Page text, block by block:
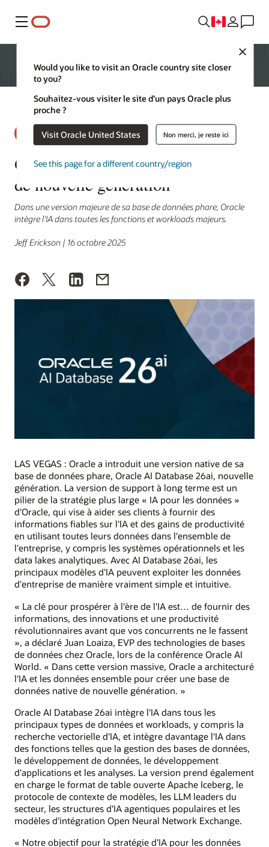
Menu
Would you like to visit an Oracle country site closer
to you?
Souhaitez-vous visiter le site d’un pays Oracle plus
proche ?
Visit Oracle United States Non merci, je reste ici
See this page for a different country/region
Oracle dévoile AI Database 26ai
de nouvelle génération
Dans une version majeure de sa base de données phare, Oracle
intègre l'IA dans toutes les fonctions et workloads majeurs.
Jeff Erickson | 16 octobre 2025
LAS VEGAS : Oracle a introduit une version native de sa
base de données phare, Oracle AI Database 26ai, nouvelle
génération. La version de support à long terme est un
pilier de la stratégie plus large « IA pour les données »
d'Oracle, qui vise à aider ses clients à fournir des
informations fiables sur l'IA et des gains de productivité
en utilisant toutes leurs données dans l'ensemble de
l'entreprise, y compris les systèmes opérationnels et les
data lakes analytiques. Avec AI Database 26ai, les
principaux modèles d'IA peuvent exploiter les données
d'entreprise de manière vraiment simple et intuitive.
« La clé pour prospérer à l'ère de l'IA est… de fournir des
informations, des innovations et une productivité
révolutionnaires avant que vos concurrents ne le fassent
», a déclaré Juan Loaiza, EVP des technologies de bases
de données chez Oracle, lors de la conférence Oracle AI
World. « Dans cette version massive, Oracle a architecturé
l'IA et les données ensemble pour créer une base de
données native de nouvelle génération. »
Oracle AI Database 26ai intègre l'IA dans tous les
principaux types de données et workloads, y compris la
recherche vectorielle d'IA, et intègre davantage l'IA dans
des fonctions telles que la gestion des bases de données,
le développement de données, le développement
d'applications et les analyses. La version prend également
en charge le format de table ouverte Apache Iceberg, le
protocole de contexte de modèles, les LLM leaders du
secteur, les structures d'IA agentiques populaires et les
modèles d'intégration Open Neural Network Exchange.
« Notre objectif pour la stratégie d'IA pour les données